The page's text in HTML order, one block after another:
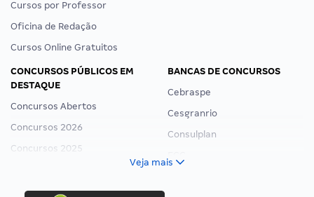
Cursos por Professor
Oficina de Redação
Cursos Online Gratuitos
CONCURSOS PÚBLICOS EM
DESTAQUE
Concursos Abertos
Concursos 2026
Concursos 2025
Concurso Ibama
BANCAS DE CONCURSOS
Cebraspe
Cesgranrio
Consulplan
Veja mais